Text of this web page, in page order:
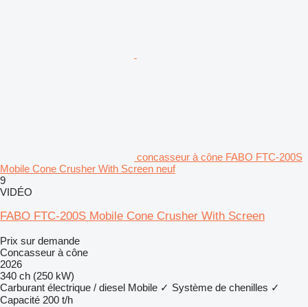
concasseur à cône FABO FTC-200S
Mobile Cone Crusher With Screen neuf
9
VIDÉO
FABO FTC-200S Mobile Cone Crusher With Screen
Prix sur demande
Concasseur à cône
2026
340 ch (250 kW)
Carburant électrique / diesel Mobile ✓ Système de chenilles ✓
Capacité 200 t/h